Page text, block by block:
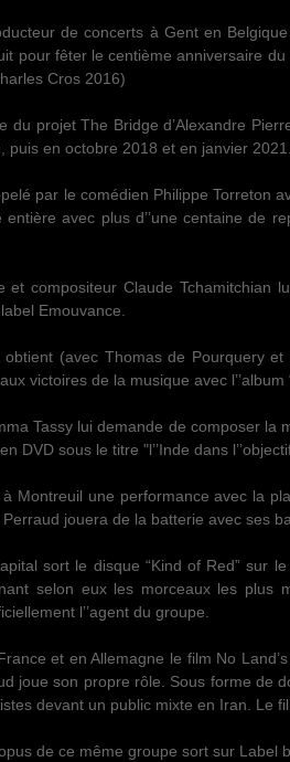
de concerts à Gent en
pour fêter le centième anniversaire
Cros 2016)
du projet The Bridge d’Alexandre
puis en octobre 2018 et en janvier
par le comédien Philippe Torreton
avec plus d’’une centaine de
et compositeur Claude Tchamitchian
Emouvance.
obtient (avec Thomas de Pourquery
victoires de la musique avec l’’album
Tassy lui demande de composer
DVD sous le titre "l’’Inde dans
Montreuil une performance avec la
jouera de la batterie avec ses
sort le disque “Kind of Red” sur
selon eux les morceaux les
l’’agent du groupe.
et en Allemagne le film No
joue son propre rôle. Sous forme de
devant un public mixte en Iran. Le
de ce même groupe sort sur Label